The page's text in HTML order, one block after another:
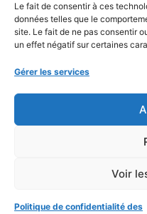
Le fait de consentir à ces
données telles que le
site. Le fait de ne pas consentir
un effet négatif sur certaines
Gérer les services
Voir
Politique de confidentialité des
Contact
Politique de
Conditions